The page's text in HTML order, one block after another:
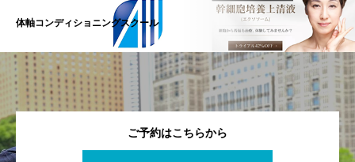
体軸コンディショニングスクール
ご予約はこちらから